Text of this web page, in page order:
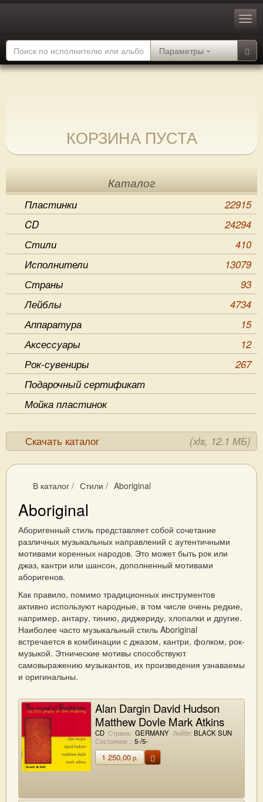
Параметры
КОРЗИНА ПУСТА
Каталог
Пластинки
22915
CD
24294
Стили
410
Исполнители
13079
Страны
93
Лейблы
4734
Аппаратура
15
Аксессуары
12
Рок-сувениры
267
Подарочный сертификат
Мойка пластинок
Скачать каталог (xls, 12.1 МБ)
В каталог / Стили / Aboriginal
Aboriginal
Аборигенный стиль представляет собой сочетание
различных музыкальных направлений с аутентичными
мотивами коренных народов. Это может быть рок или
джаз, кантри или шансон, дополненный мотивами
аборигенов.
Как правило, помимо традиционных инструментов
активно используют народные, в том числе очень редкие,
например, антару, тинию, диджериду, хлопалки и другие.
Наиболее часто музыкальный стиль Aboriginal
встречается в комбинации с джазом, кантри, фолком, рок-
музыкой. Этнические мотивы способствуют
самовыражению музыкантов, их произведения узнаваемы
и оригинальны.
Alan Dargin David Hudson
Matthew Doyle Mark Atkins
The Sound Of Gondwana
(176,000 Years InThe Making)
CD Страна: GERMANY Лейбл: BLACK SUN
Состояние : 5-/5-
1 250,00р.